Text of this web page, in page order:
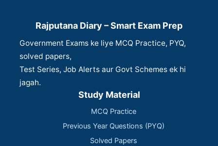
Rajputana Diary – Smart Exam Prep
Government Exams ke liye MCQ Practice, PYQ,
solved papers,
Test Series, Job Alerts aur Govt Schemes ek hi
jagah.
Study Material
MCQ Practice
Previous Year Questions (PYQ)
Solved Papers